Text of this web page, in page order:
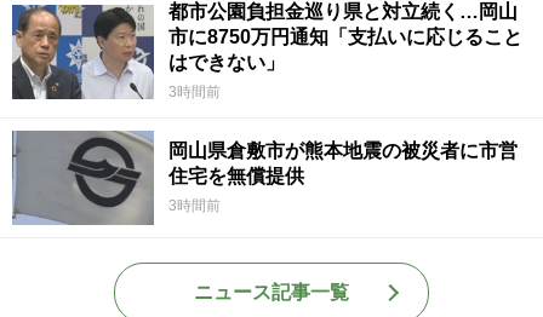
都市公園負担金巡り県と対立続く…岡山
市に8750万円通知「支払いに応じること
はできない」
3時間前
岡山県倉敷市が熊本地震の被災者に市営
住宅を無償提供
3時間前
ニュース記事一覧